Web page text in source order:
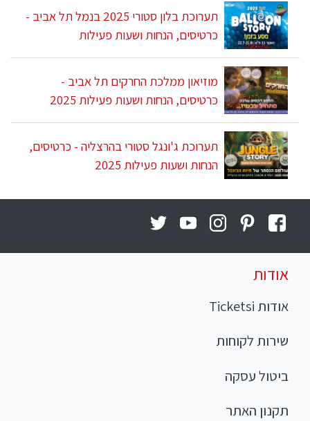
תערוכת בלון סטורי 2025 בנמל תל אביב -
כרטיסים, הנחות ושעות פעילות
מוזיאון ממלכת החרקים תל אביב -
כרטיסים, הנחות ושעות פעילות 2025
תערוכת ג'ונגל סטורי בהרצליה - כרטיסים,
הנחות ושעות פעילות 2025
אודות
אודות Ticketsi
שירות לקוחות
ביטול עסקה
תקנון האתר